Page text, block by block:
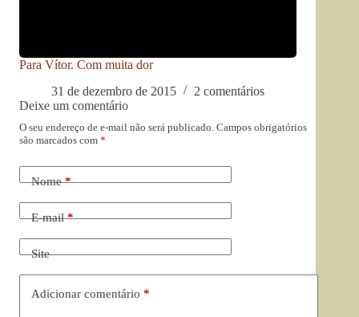
Para Vítor. Com muita dor
31 de dezembro de 2015
2 comentários
Deixe um comentário
O seu endereço de e-mail não será publicado. Campos obrigatórios
são marcados com *
Nome*
E-mail*
Site
Adicionar comentário *